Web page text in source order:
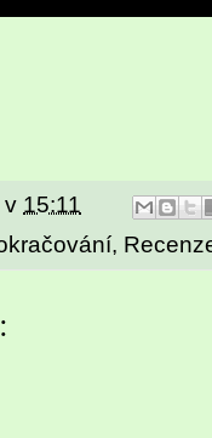
v 15:11
,